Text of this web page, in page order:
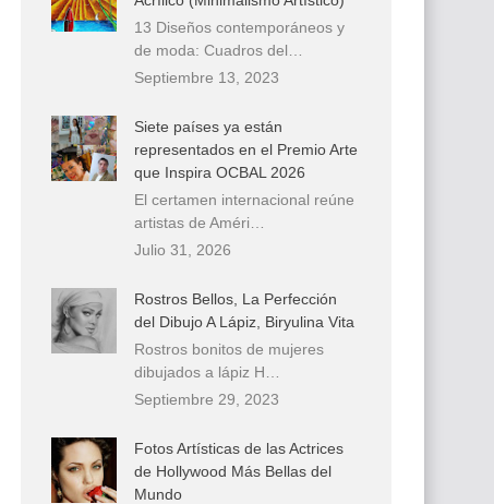
13 Diseños contemporáneos y
de moda: Cuadros del…
Septiembre 13, 2023
Siete países ya están
representados en el Premio Arte
que Inspira OCBAL 2026
El certamen internacional reúne
artistas de Améri…
Julio 31, 2026
Rostros Bellos, La Perfección
del Dibujo A Lápiz, Biryulina Vita
Rostros bonitos de mujeres
dibujados a lápiz H…
Septiembre 29, 2023
Fotos Artísticas de las Actrices
de Hollywood Más Bellas del
Mundo